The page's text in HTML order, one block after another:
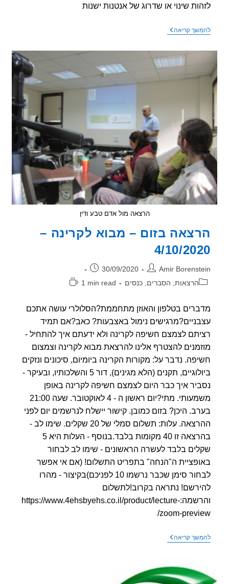
שינוי או שדרוג של אנטנות ישנות
קריאהתמונות
הרצאה מול אדם טבע ודין
בזום – מבוא לקרינה –
4/10/
Amir פורסם:
30/09/2020
הרצאות, הסברים, כנסים
זמן
1 min read
בטלפון והאוזן מתחממת?הסלולרי עושה אתכם
נימול באצבעות? כאב?אם תמיד
לצמצם חשיפה לקרינה ולא ידעתם איך להתחיל -
להצטרף אלינו להרצאת מבוא לקרינה וצמצום
נדבר על: מקורות הקרינה ביומיום, סיכונים ונזקים
ביולוגיים, תקנים (הלא מגינים), דור 5 והשלכותיו, ובעיקר -
איך כבר היום לצמצם חשיפה לקרינה באופן
משמעותי. מתי?יום ראשון ה - 4 לאוקטובר. שעה 21:00
היכן? בזום כמובן. קישור יישלח לנרשמים יום לפני
ההרצאה. עלות: תשלום סמלי של 20 שקלים. שימו לב -
בהרצאה זו 40 מקומות בלבד.בנוסף - העלות היא 5
בלבד לעשרה הראשונים - שימו לב לבחור
ה"הנחה" בתפריט התשלום! (אם אי אפשר
לבחור סימן שכבר נרשמו 10 לפניכם)בקיצור - מהרו
נתראה בקרוב!לתשלום
והרשמה:https://www.4ehsbyehs.co.il/product/lecture-
zoom-
קריאההרצאה
לקרינה
–